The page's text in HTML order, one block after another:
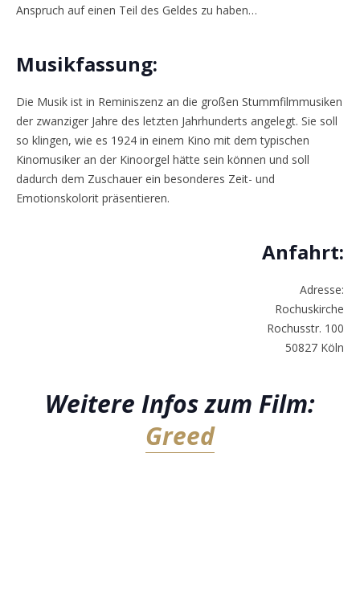
Anspruch auf einen Teil des Geldes zu haben…
Musikfassung:
Die Musik ist in Reminiszenz an die großen Stummfilmmusiken
der zwanziger Jahre des letzten Jahrhunderts angelegt. Sie soll
so klingen, wie es 1924 in einem Kino mit dem typischen
Kinomusiker an der Kinoorgel hätte sein können und soll
dadurch dem Zuschauer ein besonderes Zeit- und
Emotionskolorit präsentieren.
Anfahrt:
Adresse:
Rochuskirche
Rochusstr. 100
50827 Köln
Weitere Infos zum Film:
Greed